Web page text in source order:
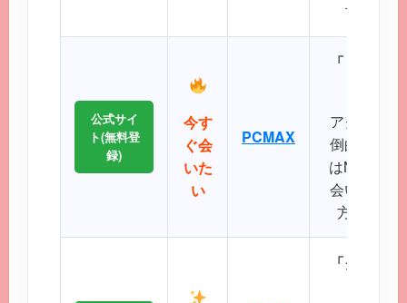
プクラ
公式サイ
ト(無料登
録)
今す
ぐ会
いた
い
PCMAX
「リアル
アクティ
倒的で、
はNo.1で
会いたい
方に最適
「クリー